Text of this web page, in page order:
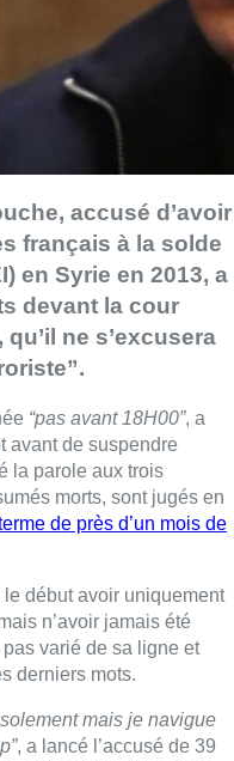
accusé d’avoir
français à la solde
en Syrie en 2013, a
devant la cour
ne s’excusera
“pas avant 18H00”, a
avant de suspendre
la parole aux trois
morts, sont jugés en
de près d’un mois de
début avoir uniquement
n’avoir jamais été
varié de sa ligne et
derniers mots.
mais je navigue
, a lancé l’accusé de 39